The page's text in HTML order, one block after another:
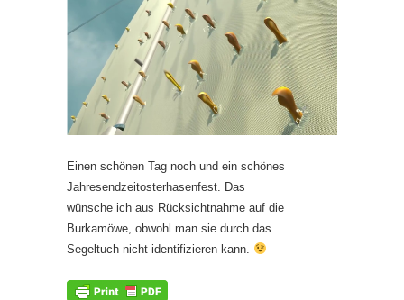
Einen schönen Tag noch und ein schönes
Jahresendzeitosterhasenfest. Das
wünsche ich aus Rücksichtnahme auf die
Burkamöwe, obwohl man sie durch das
Segeltuch nicht identifizieren kann.